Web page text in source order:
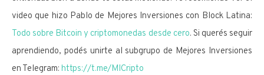
video que hizo Pablo de Mejores Inversiones con Block Latina:
Todo sobre Bitcoin y criptomonedas desde cero. Si querés seguir
aprendiendo, podés unirte al subgrupo de Mejores Inversiones
en Telegram: https://t.me/MICripto